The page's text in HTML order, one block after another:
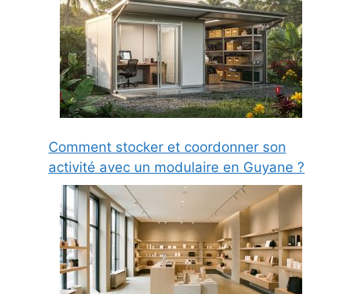
Comment stocker et coordonner son
activité avec un modulaire en Guyane ?